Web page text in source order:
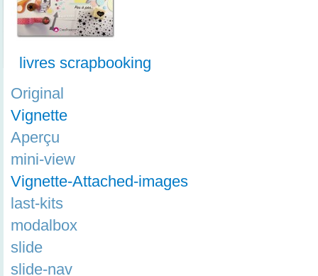
livres scrapbooking
Original
Vignette
Aperçu
mini-view
Vignette-Attached-images
last-kits
modalbox
slide
slide-nav